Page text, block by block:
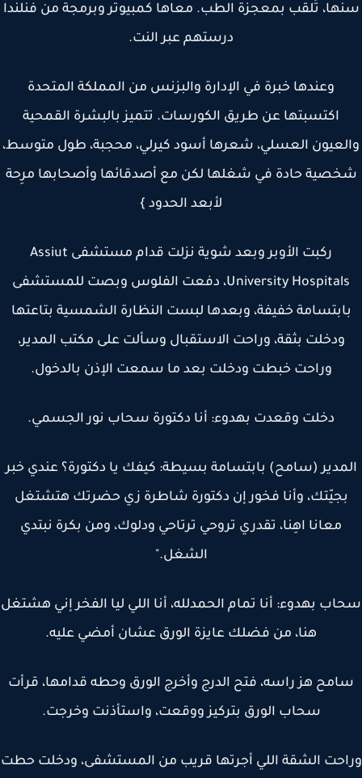
تُلقب بمعجزة الطب. معاها كمبيوتر وبرمجة من فنلندا
درستهم عبر النت.
وعندها خبرة في الإدارة والبزنس من المملكة المتحدة
اكتسبتها عن طريق الكورسات. تتميز بالبشرة القمحية
العسلي، شعرها أسود كيرلي، محجبة، طول متوسط،
حادة في شغلها لكن مع أصدقائها وأصحابها مرِحة
لأبعد الحدود }
ركبت الأوبر وبعد شوية نزلت قدام مستشفى Assiut
University Hospitals، دفعت الفلوس وبصت للمستشفى
خفيفة، وبعدها لبست النظارة الشمسية بتاعتها
ودخلت بثقة، وراحت الاستقبال وسألت على مكتب المدير،
وراحت خبطت ودخلت بعد ما سمعت الإذن بالدخول.
دخلت وقعدت بهدوء: أنا دكتورة سحاب نور الجسمي.
(سامح) بابتسامة بسيطة: كيفك يا دكتورة؟ عندي خبر
بجيّتك، وأنا فخور إن دكتورة شاطرة زي حضرتك هتشتغل
معانا اهِنا، تقدري تروحي ترتاحي ودلوك، ومن بكرة نبتدي
الشغل."
بهدوء: أنا تمام الحمدلله، أنا اللي ليا الفخر إني هشتغل
هنا، من فضلك عايزة الورق عشان أمضي عليه.
هز راسه، فتح الدرج وأخرج الورق وحطه قدامها، قرأت
سحاب الورق بتركيز ووقعت، واستأذنت وخرجت.
الشقة اللي أجرتها قريب من المستشفى، ودخلت حطت